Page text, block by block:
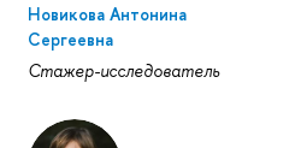
Новикова Антонина
Сергеевна
Стажер-исследователь